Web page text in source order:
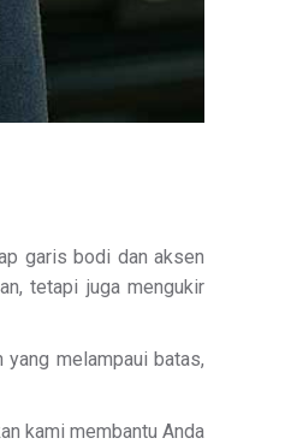
garis bodi dan aksen
tetapi juga mengukir
melampaui batas,
kami membantu Anda